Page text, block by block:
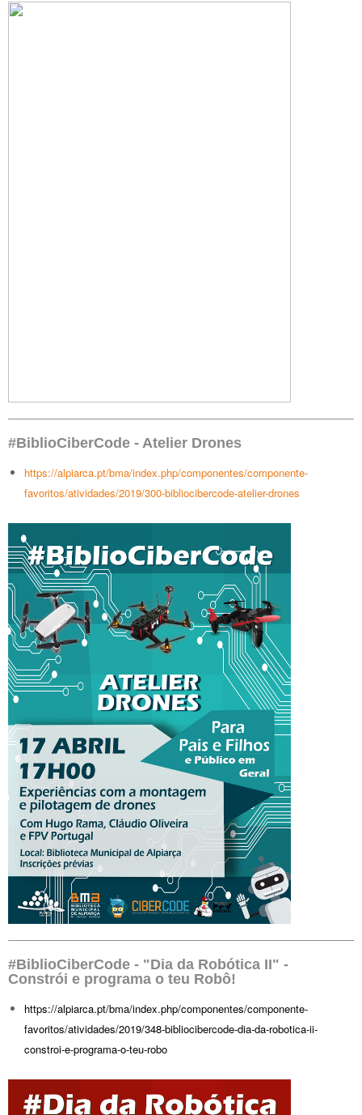
#BiblioCiberCode - Atelier Drones
https://alpiarca.pt/bma/index.php/componentes/componente-
favoritos/atividades/2019/300-bibliocibercode-atelier-drones
#BiblioCiberCode - "Dia da Robótica II" -
Constrói e programa o teu Robô!
https://alpiarca.pt/bma/index.php/componentes/componente-
favoritos/atividades/2019/348-bibliocibercode-dia-da-robotica-ii-
constroi-e-programa-o-teu-robo